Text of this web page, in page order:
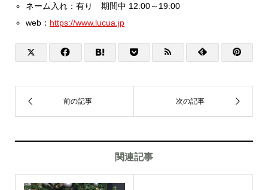
ネーム入れ：有り 期間中 12:00～19:00
web： https://www.lucua.jp
関連記事